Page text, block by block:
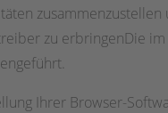
zu erbringenDie
Ihrer Browser-